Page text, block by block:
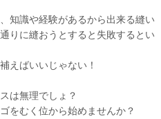
知識や経験があるから出来る縫い
りに縫おうとすると失敗するとい
えばいいじゃない！
は無理でしょ？
をむく位から始めませんか？